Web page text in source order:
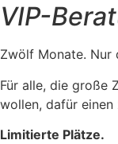
VIP-
Zwölf Monate. Nur
Für alle, die große
wollen, dafür einen
Limitierte Plätze.